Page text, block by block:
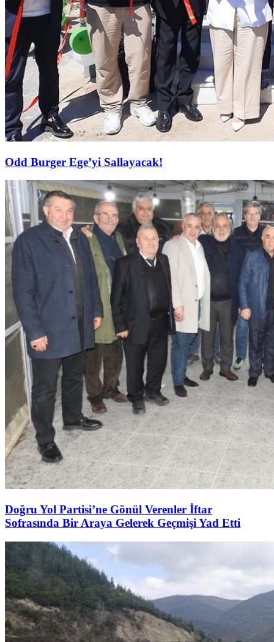
Odd Burger Ege’yi Sallayacak!
Doğru Yol Partisi’ne Gönül Verenler İftar
Sofrasında Bir Araya Gelerek Geçmişi Yad Etti